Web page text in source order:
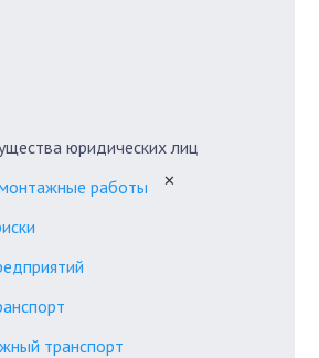
юридических лиц
работы
✕
транспорт